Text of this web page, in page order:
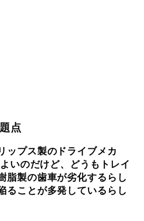
点
ップス製のドライブメカ
いのだけど、どうもトレイ
脂製の歯車が劣化するらし
ることが多発しているらし